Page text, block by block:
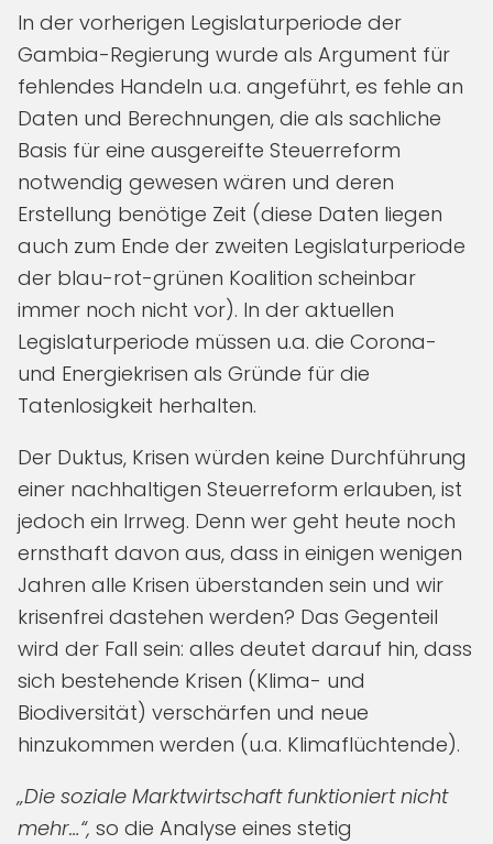
In der vorherigen Legislaturperiode der
Gambia-Regierung wurde als Argument für
fehlendes Handeln u.a. angeführt, es fehle an
Daten und Berechnungen, die als sachliche
Basis für eine ausgereifte Steuerreform
notwendig gewesen wären und deren
Erstellung benötige Zeit (diese Daten liegen
auch zum Ende der zweiten Legislaturperiode
der blau-rot-grünen Koalition scheinbar
immer noch nicht vor). In der aktuellen
Legislaturperiode müssen u.a. die Corona-
und Energiekrisen als Gründe für die
Tatenlosigkeit herhalten.
Der Duktus, Krisen würden keine Durchführung
einer nachhaltigen Steuerreform erlauben, ist
jedoch ein Irrweg. Denn wer geht heute noch
ernsthaft davon aus, dass in einigen wenigen
Jahren alle Krisen überstanden sein und wir
krisenfrei dastehen werden? Das Gegenteil
wird der Fall sein: alles deutet darauf hin, dass
sich bestehende Krisen (Klima- und
Biodiversität) verschärfen und neue
hinzukommen werden (u.a. Klimaflüchtende).
„Die soziale Marktwirtschaft funktioniert nicht
mehr…“, so die Analyse eines stetig